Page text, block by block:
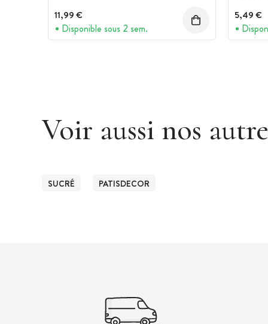
11,99 €
Disponible sous 2 sem.
5,49 €
Voir aussi nos
SUCRÉ PATISDECOR